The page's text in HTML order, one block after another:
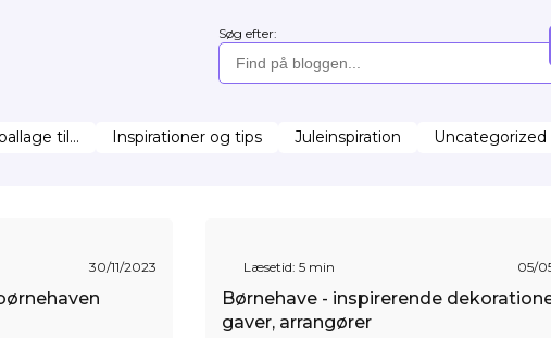
Søg efter:
til... Inspirationer og tips Juleinspiration Uncategorized
30/11/2023 Læsetid: 5 min 05/
Børnehave - inspirerende
gaver, arrangører